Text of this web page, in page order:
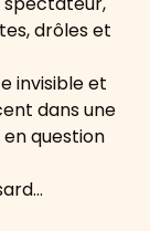
drôles et
invisible et
dans une
question